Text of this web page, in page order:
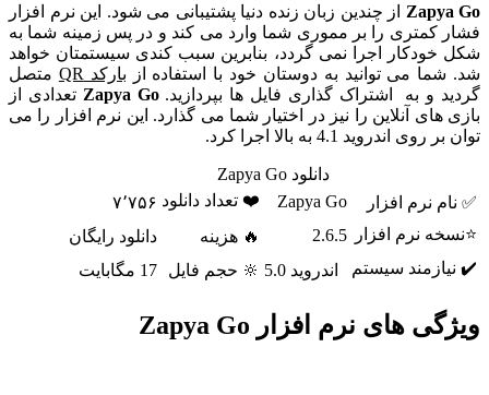
Zapya Go از چندین زبان زنده دنیا پشتیبانی می شود. این نرم افزار
فشار کمتری را بر مموری شما وارد می کند و در پس زمینه شما به
شکل خودکار اجرا نمی گردد، بنابرین سبب کندی سیستمتان خواهد
شد. شما می توانید به دوستان خود با استفاده از بارکد QR
متصل
گردید و به اشتراک گذاری فایل ها بپردازید.Zapya Go تعدادی از
بازی های آنلاین را نیز در اختیار شما می گذارد. این نرم افزار را می
توان بر روی اندروید 4.1 به بالا اجرا کرد.
دانلود Zapya Go
✅ نام نرم افزار
Zapya Go ❤️ تعداد دانلود ۷٬۷۵۶
⭐نسخه نرم افزار
2.6.5 🔥 هزینه
دانلود رایگان
✔️ نیازمند سیستم
اندروید 5.0 🔆 حجم فایل 17 مگابایت
ویژگی های نرم افزار Zapya Go